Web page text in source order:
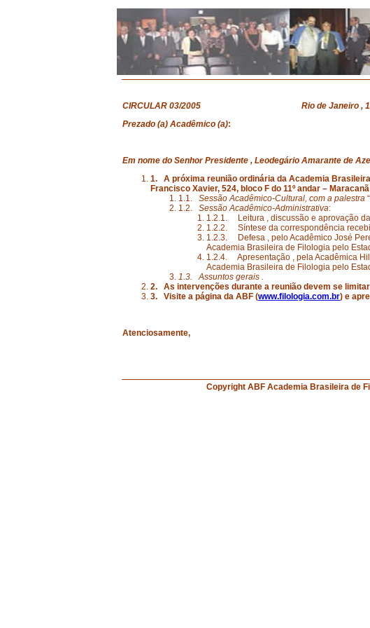
CIRCULAR 03/2005 Rio de Janeiro ,
Prezado (a) Acadêmico (a):
Em nome do Senhor Presidente , Leodegário Amarante de
1. A próxima reunião ordinária da Academia Brasileira
Francisco Xavier, 524, bloco F do 11ºandar – Maracanã
1.1. Sessão Acadêmico-Cultural, com a palestra
1.2. Sessão Acadêmico-Administrativa:
1.2.1. Leitura , discussão e aprovação
1.2.2. Síntese da correspondência
1.2.3. Defesa , pelo Acadêmico José
Academia Brasileira de Filologia pelo
1.2.4. Apresentação , pela Acadêmica
Academia Brasileira de Filologia pelo
1.3.Assuntos gerais .
2. As intervenções durante a reunião devem se limitar
3. Visite a página da ABF (www.filologia.com.br) e
Atenciosamente,
Copyright ABF Academia